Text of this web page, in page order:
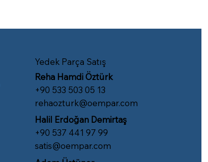
Yedek Parça Satış
Reha Hamdi Öztürk
​+90 533 503 05 13
rehaozturk@oempar.com
Halil Erdoğan Demirtaş
+90 537 441 97 99
satis@oempar.com